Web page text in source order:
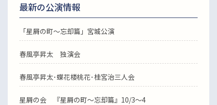
最新の公演情報
「星屑の町～忘却篇」宮城公演
春風亭昇太 独演会
春風亭昇太･蝶花楼桃花･桂宮治三人会
星屑の会 『星屑の町～忘却篇』10/3～4